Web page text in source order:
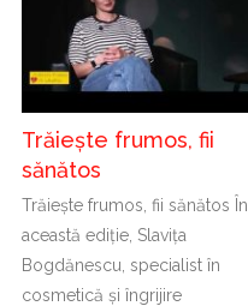
Trăiește frumos, fii
sănătos
Trăiește frumos, fii sănătos În
această ediție, Slavița
Bogdănescu, specialist în
cosmetică și îngrijire